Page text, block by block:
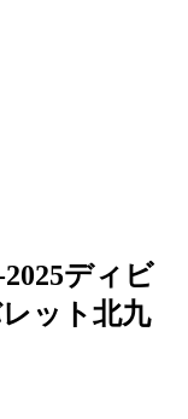
2025ディビ
ット北九